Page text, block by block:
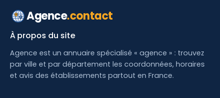
Agence.contact
À propos du site
Agence est un annuaire spécialisé « agence » : trouvez
par ville et par département les coordonnées, horaires
et avis des établissements partout en France.